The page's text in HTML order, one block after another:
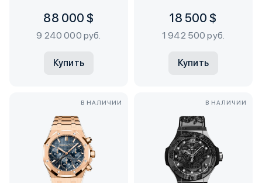
88 000 $
9 240 000 руб.
Купить
18 500 $
1 942 500 руб.
Купить
В НАЛИЧИИ В НАЛИЧИИ